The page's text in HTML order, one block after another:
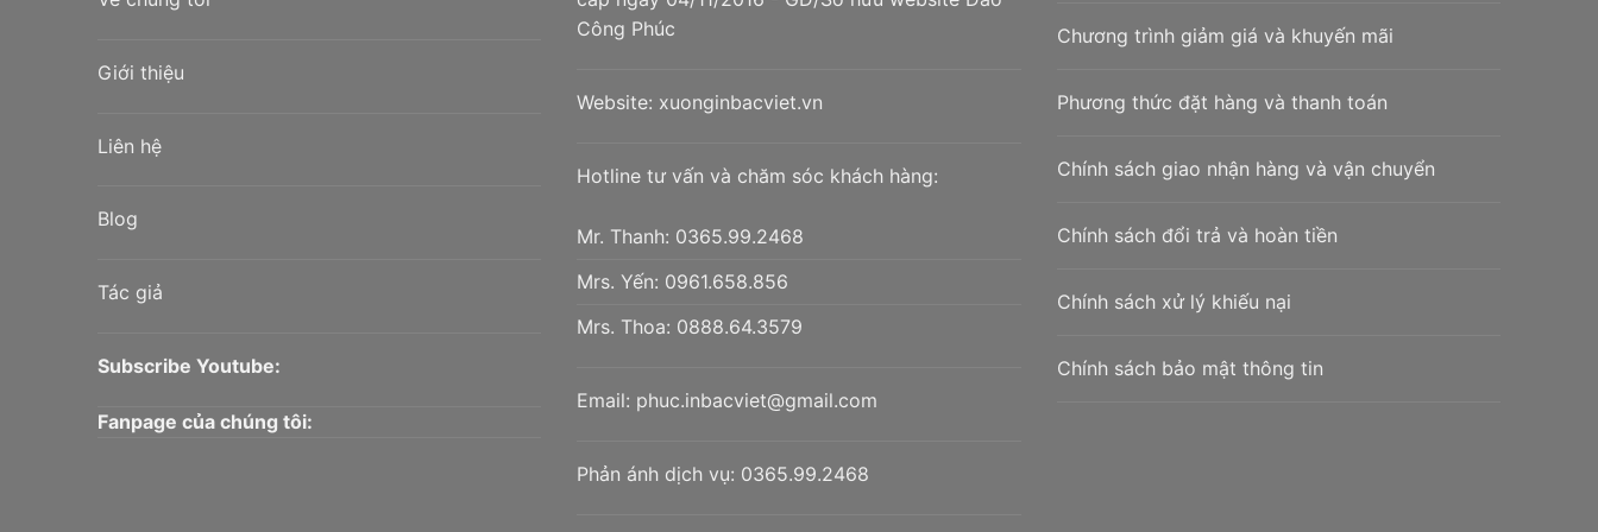
Giới thiệu
Liên hệ
Blog
Tác giả
Subscribe Youtube:
Fanpage của chúng tôi:
Công Phúc
Website: xuonginbacviet.vn
Hotline tư vấn và chăm sóc khách hàng:
Mr. Thanh: 0365.99.2468
Mrs. Yến: 0961.658.856
Mrs. Thoa: 0888.64.3579
Email: phuc.inbacviet@gmail.com
Phản ánh dịch vụ: 0365.99.2468
Chương trình giảm giá và khuyến mãi
Phương thức đặt hàng và thanh toán
Chính sách giao nhận hàng và vận chuyển
Chính sách đổi trả và hoàn tiền
Chính sách xử lý khiếu nại
Chính sách bảo mật thông tin